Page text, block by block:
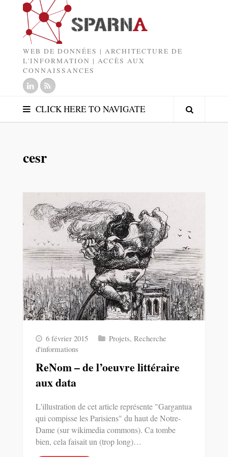
WEB DE DONNÉES | ARCHITECTURE DE
L'INFORMATION | ACCÈS AUX
CONNAISSANCES
CLICK HERE TO NAVIGATE
cesr
6 février 2015 Projets, Recherche
d'informations
ReNom – de l’oeuvre littéraire
aux data
L'illustration de cet article représente "Gargantua
qui compisse les Parisiens" du haut de Notre-
Dame (sur wikimedia commons). Ca tombe
bien, cela faisait un (trop long)…